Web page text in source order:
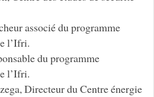
associé du programme
l’Ifri.
du programme
l’Ifri.
Directeur du Centre énergie